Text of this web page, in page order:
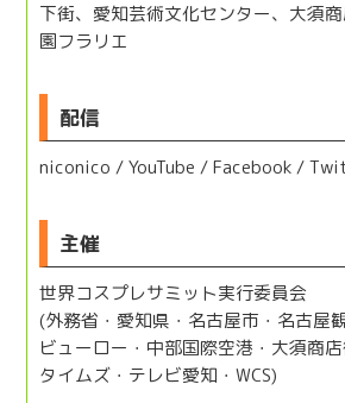
下街、愛知芸術文化センター、大須
園フラリエ
配信
niconico / YouTube / Facebook /
主催
世界コスプレサミット実行委員会
(外務省・愛知県・名古屋市・名古屋
ビューロー・中部国際空港・大須商店
タイムズ・ テレビ愛知・WCS)